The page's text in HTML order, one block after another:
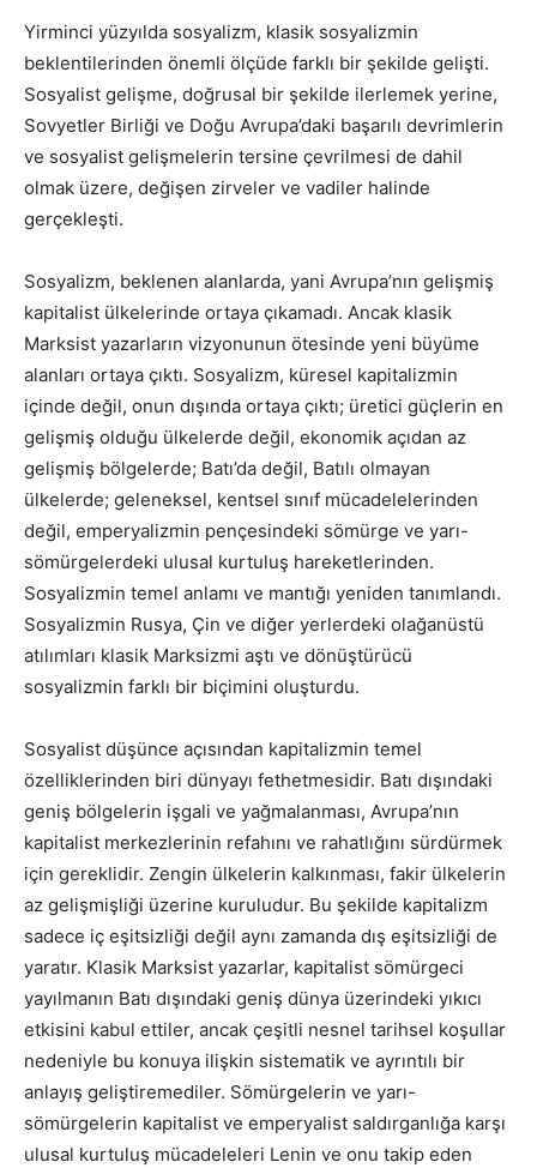
Yirminci yüzyılda sosyalizm, klasik sosyalizmin
beklentilerinden önemli ölçüde farklı bir şekilde gelişti.
Sosyalist gelişme, doğrusal bir şekilde ilerlemek yerine,
Sovyetler Birliği ve Doğu Avrupa’daki başarılı devrimlerin
ve sosyalist gelişmelerin tersine çevrilmesi de dahil
olmak üzere, değişen zirveler ve vadiler halinde
gerçekleşti.
Sosyalizm, beklenen alanlarda, yani Avrupa’nın gelişmiş
kapitalist ülkelerinde ortaya çıkamadı. Ancak klasik
Marksist yazarların vizyonunun ötesinde yeni büyüme
alanları ortaya çıktı. Sosyalizm, küresel kapitalizmin
içinde değil, onun dışında ortaya çıktı; üretici güçlerin en
gelişmiş olduğu ülkelerde değil, ekonomik açıdan az
gelişmiş bölgelerde; Batı’da değil, Batılı olmayan
ülkelerde; geleneksel, kentsel sınıf mücadelelerinden
değil, emperyalizmin pençesindeki sömürge ve yarı-
sömürgelerdeki ulusal kurtuluş hareketlerinden.
Sosyalizmin temel anlamı ve mantığı yeniden tanımlandı.
Sosyalizmin Rusya, Çin ve diğer yerlerdeki olağanüstü
atılımları klasik Marksizmi aştı ve dönüştürücü
sosyalizmin farklı bir biçimini oluşturdu.
Sosyalist düşünce açısından kapitalizmin temel
özelliklerinden biri dünyayı fethetmesidir. Batı dışındaki
geniş bölgelerin işgali ve yağmalanması, Avrupa’nın
kapitalist merkezlerinin refahını ve rahatlığını sürdürmek
için gereklidir. Zengin ülkelerin kalkınması, fakir ülkelerin
az gelişmişliği üzerine kuruludur. Bu şekilde kapitalizm
sadece iç eşitsizliği değil aynı zamanda dış eşitsizliği de
yaratır. Klasik Marksist yazarlar, kapitalist sömürgeci
yayılmanın Batı dışındaki geniş dünya üzerindeki yıkıcı
etkisini kabul ettiler, ancak çeşitli nesnel tarihsel koşullar
nedeniyle bu konuya ilişkin sistematik ve ayrıntılı bir
anlayış geliştiremediler. Sömürgelerin ve yarı-
sömürgelerin kapitalist ve emperyalist saldırganlığa karşı
ulusal kurtuluş mücadeleleri Lenin ve onu takip eden